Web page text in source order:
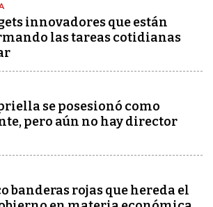
innovadores que están
las tareas cotidianas
se posesionó como
pero aún no hay director
banderas rojas que hereda el